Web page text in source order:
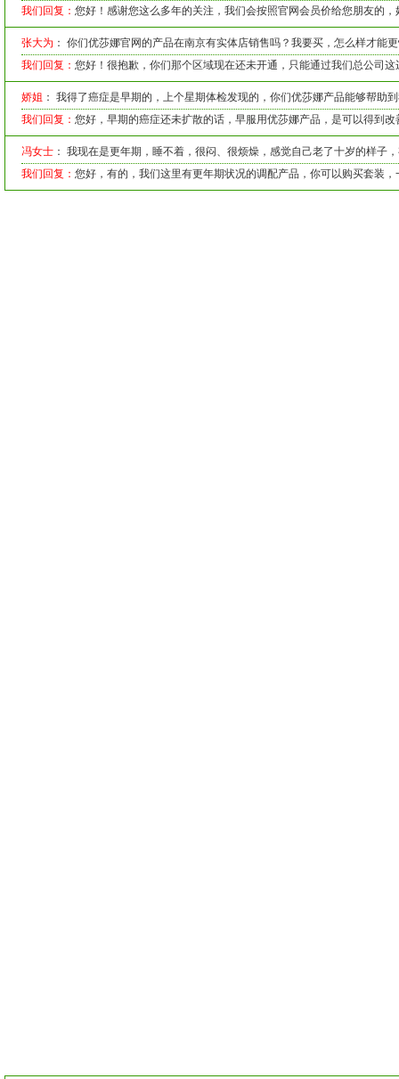
答：USANA 营养补充品可提供三个比其它产品较佳的基本好处。
一，USANA产品配方是根据人体细胞营养研究而制定。产品配方的设
再配合健康饮食，定能提供全面所需营养素，从而达致理想健康状况
需营养素在适量均衡的剂量，高生物利用率和安全标准下,才能达到
产品效能的要求。
例如USANA创新产品"基本营养素", "葡萄籽精华"及"钙镁片"。 "基本
素"包括"超级抗氧化剂"和"多种矿物质"，提供身体所需全面均衡抗氧
维他命和矿物质。"葡萄籽精华"是USANA的一种强效抗氧化剂，产品
葡萄籽中的前花色素和维他命C(由USANA矿物维生素C所提供)。研究
前花色素和维他命C有互相协同作用，比只服用两者其中一种抗氧化
提供有效的抗氧化效能。
我们回复： 您好！感谢您这么多年的关注，我们会按照官网会员价给您朋友的
张大为 ： 你们优莎娜官网的产品在南京有实体店销售吗？我要买，怎么样才能
我们回复： 您好！很抱歉，你们那个区域现在还未开通，只能通过我们总公司
娇姐 ： 我得了癌症是早期的，上个星期体检发现的，你们优莎娜产品能够帮助
我们回复： 您好，早期的癌症还未扩散的话，早服用优莎娜产品，是可以得到
冯女士： 我现在是更年期，睡不着，很闷、很烦燥，感觉自己老了十岁的样子
我们回复： 您好，有的，我们这里有更年期状况的调配产品，你可以购买套装，